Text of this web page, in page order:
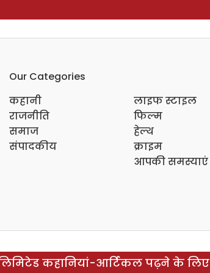
Our Categories
कहानी
राजनीति
समाज
संपादकीय
लाइफ स्टाइल
फिल्म
हेल्थ
क्राइम
आपकी समस्याएं
कहानियां-आर्टिकल पढ़ने के लिए